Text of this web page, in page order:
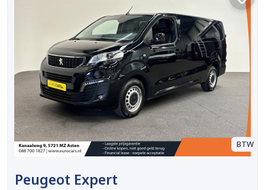
BTW
Peugeot Expert